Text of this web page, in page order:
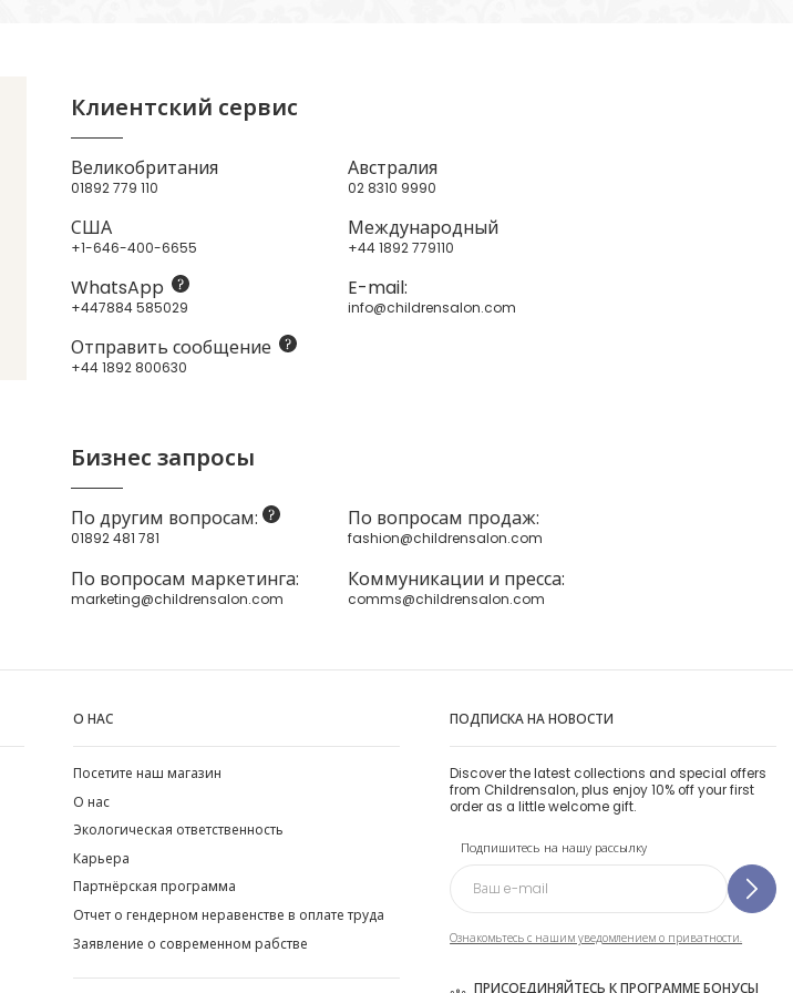
Клиентский сервис
Великобритания
01892 779 110
Австралия
02 8310 9990
США
+1-646-400-6655
Международный
+44 1892 779110
WhatsApp
+447884 585029
E-mail:
info@childrensalon.com
Отправить сообщение
+44 1892 800630
Бизнес запросы
По другим вопросам:
01892 481 781
По вопросам продаж:
fashion@childrensalon.com
По вопросам маркетинга:
marketing@childrensalon.com
Коммуникации и пресса:
comms@childrensalon.com
О НАС
Посетите наш магазин
О нас
Экологическая ответственность
Карьера
Партнёрская программа
Отчет о гендерном неравенстве в оплате труда
Заявление о современном рабстве
ПОДПИСКА НА НОВОСТИ
Discover the latest collections and special offers
from Childrensalon, plus enjoy 10% off your first
order as a little welcome gift.
Подпишитесь на нашу рассылку
Ознакомьтесь с нашим уведомлением о приватности.
ПРИСОЕДИНЯЙТЕСЬ К ПРОГРАММЕ БОНУСЫ